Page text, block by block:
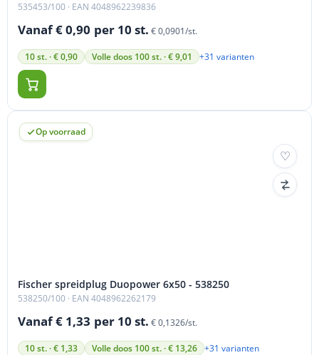
535453/100 · EAN 4048962239836
Vanaf € 0,90 per 10 st. € 0,0901/st.
10 st. · € 0,90 Volle doos 100 st. · € 9,01 +31 varianten
Op voorraad
Fischer spreidplug Duopower 6x50 - 538250
538250/100 · EAN 4048962262179
Vanaf € 1,33 per 10 st. € 0,1326/st.
10 st. · € 1,33 Volle doos 100 st. · € 13,26 +31 varianten